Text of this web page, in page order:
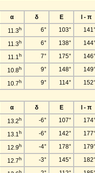
α δ E
l - π
11.3h 6° 103°
11.3h 6° 138°
11.1h 7° 175°
10.8h 9° 148°
10.7h 9° 114°
α δ E
l - π
13.2h -6° 107°
13.1h -6° 142°
12.9h -4° 178°
12.7h -3° 145°
h